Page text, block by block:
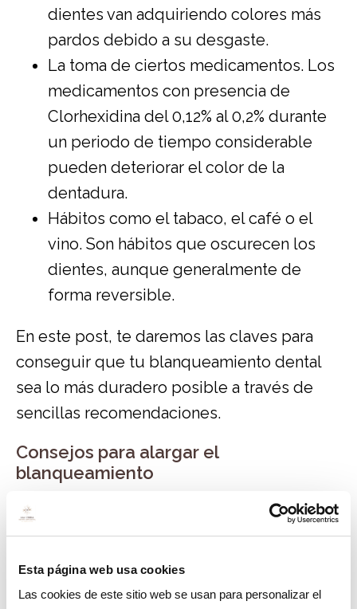
Esta página web usa cookies
Las cookies de este sitio web se usan para personalizar el
dientes van adquiriendo colores más
pardos debido a su desgaste.
La toma de ciertos medicamentos. Los
medicamentos con presencia de
Clorhexidina del 0,12% al 0,2% durante
un periodo de tiempo considerable
pueden deteriorar el color de la
dentadura.
Hábitos como el tabaco, el café o el
vino. Son hábitos que oscurecen los
dientes, aunque generalmente de
forma reversible.
En este post, te daremos las claves para
conseguir que tu blanqueamiento dental
sea lo más duradero posible a través de
sencillas recomendaciones.
Consejos para alargar el
blanqueamiento
Lograr que tu blanqueamiento dental sea
duradero es algo sencillo, pero exige
constancia en cuanto al control de los
hábitos se refiere.